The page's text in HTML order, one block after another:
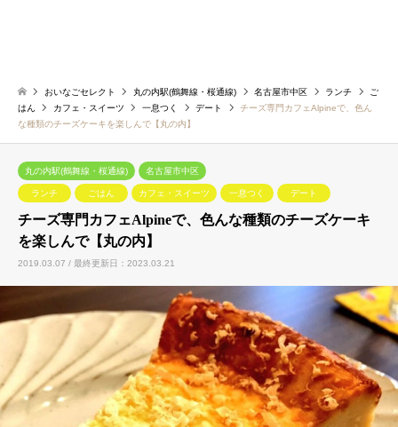
おいなごセレクト 丸の内駅(鶴舞線・桜通線) 名古屋市中区 ランチ
ご
はん
カフェ・スイーツ 一息つく デート
チーズ専門カフェAlpineで、色ん
な種類のチーズケーキを楽しんで【丸の内】
丸の内駅(鶴舞線・桜通線) 名古屋市中区
ランチ ごはん カフェ・スイーツ 一息つく デート
チーズ専門カフェAlpineで、色んな種類のチーズケーキ
を楽しんで【丸の内】
2019.03.07 / 最終更新日：2023.03.21